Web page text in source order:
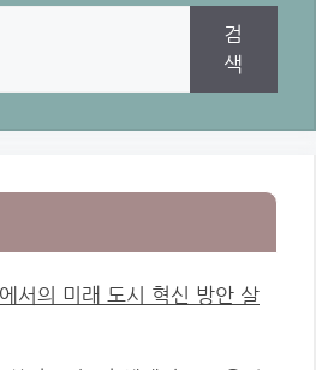
검
색
서의 미래 도시 혁신 방안 살